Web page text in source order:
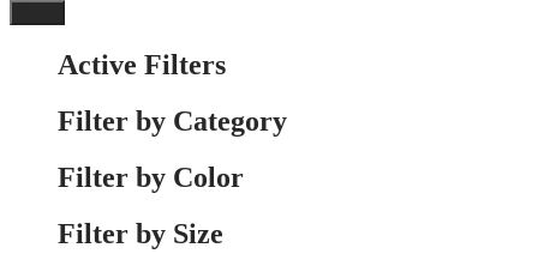
Active Filters
Filter by Category
Filter by Color
Filter by Size